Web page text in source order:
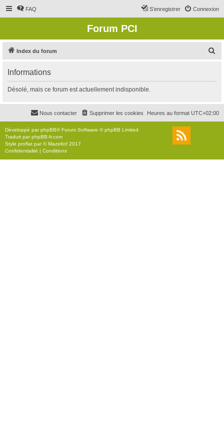
FAQ Connexion
S’enregistrer
Forum PCI
Index du forum
r
c
r
Informations
Désolé, mais ce forum est actuellement indisponible.
Heures au format UTC+02:00
Supprimer les cookies
Nous contacter
Développé parphpBB® Forum Software © phpBB Limited
Traduit parphpBB-fr.com
Style proflat par ©Mazeltof 2017
Confidentialité | Conditions